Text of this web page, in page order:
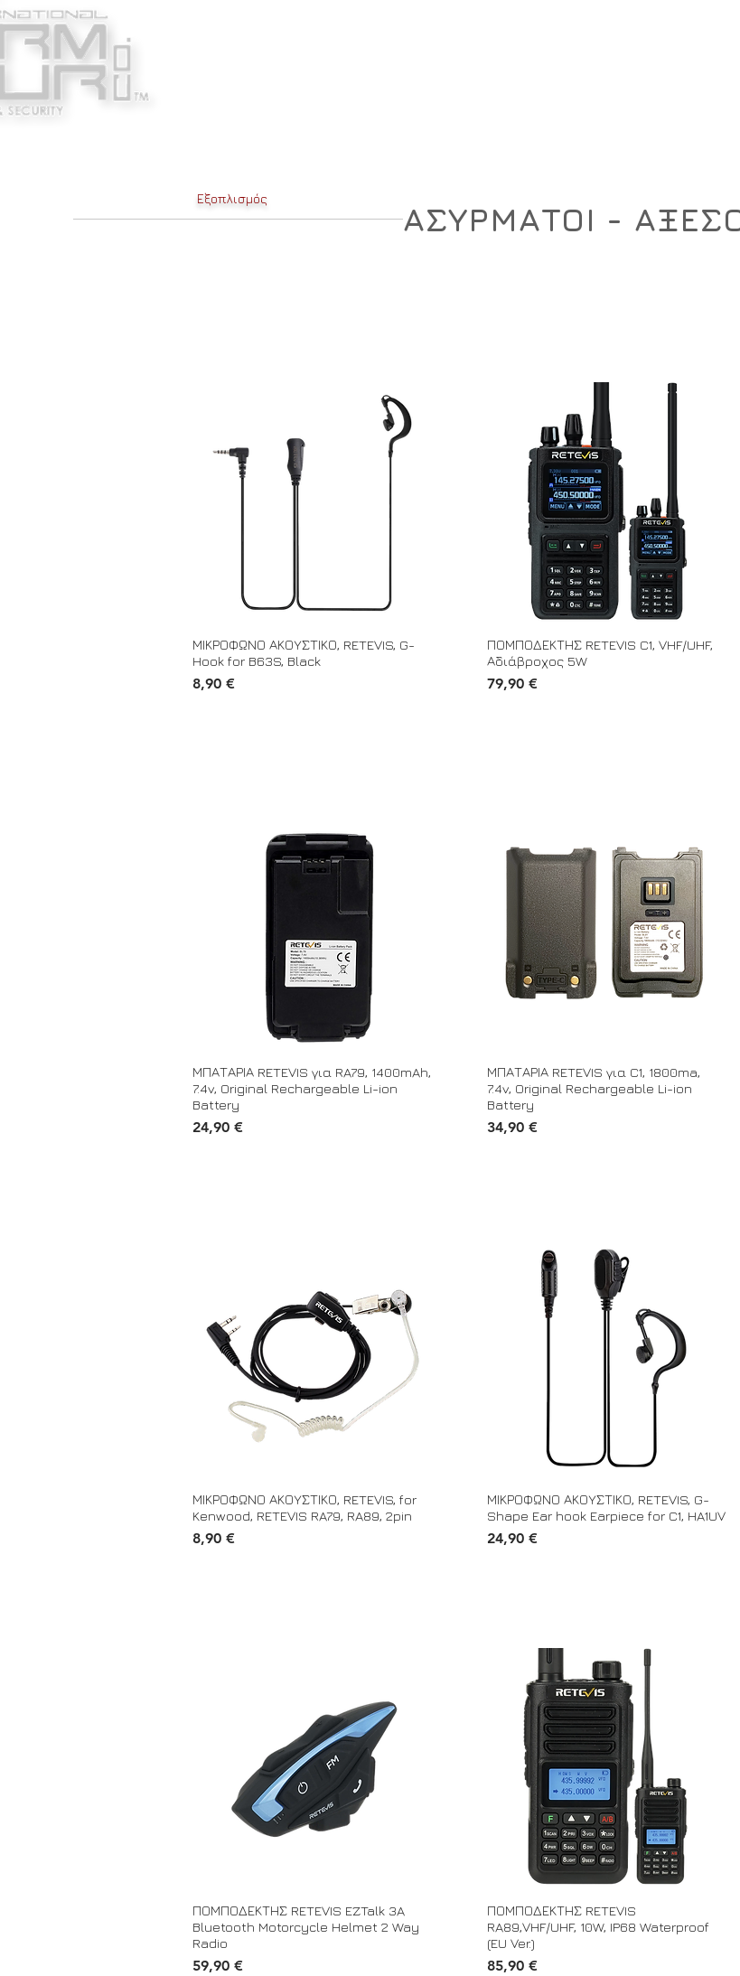
ΑΣΥΡΜΑΤΟΙ -
Εξοπλισμός
ΜΙΚΡΟΦΩΝΟ ΑΚΟΥΣΤΙΚΟ, RETEVIS, G-
Hook for B63S, Black
Τιμή
8,90 €
ΠΟΜΠΟΔΕΚΤΗΣ RETEVIS C1, VHF/UHF,
Αδιάβροχος 5W
Τιμή
79,90 €
ΜΠΑΤΑΡΙΑ RETEVIS για RA79, 1400mAh,
7.4v, Original Rechargeable Li-ion
Battery
Τιμή
24,90 €
ΜΠΑΤΑΡΙΑ RETEVIS για C1, 1800ma,
7.4v, Original Rechargeable Li-ion
Battery
Τιμή
34,90 €
ΜΙΚΡΟΦΩΝΟ ΑΚΟΥΣΤΙΚΟ, RETEVIS, for
Kenwood, RETEVIS RA79, RA89, 2pin
Τιμή
8,90 €
ΜΙΚΡΟΦΩΝΟ ΑΚΟΥΣΤΙΚΟ, RETEVIS, G-
Shape Ear hook Earpiece for C1, HA1UV
Τιμή
24,90 €
ΠΟΜΠΟΔΕΚΤΗΣ RETEVIS EZTalk 3A
Bluetooth Motorcycle Helmet 2 Way
Radio
Τιμή
59,90 €
ΠΟΜΠΟΔΕΚΤΗΣ RETEVIS
RA89,VHF/UHF, 10W, IP68 Waterproof
(EU Ver.)
Τιμή
85,90 €